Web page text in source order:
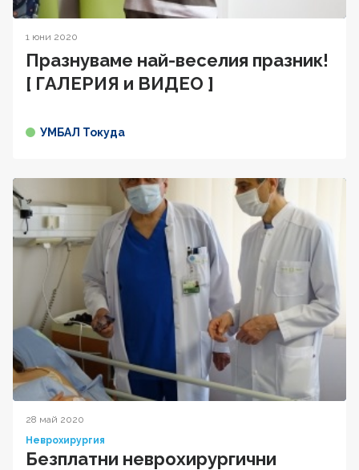
1 юни 2020
Празнуваме най-веселия празник!
[ ГАЛЕРИЯ и ВИДЕО ]
УМБАЛ Токуда
28 май 2020
Неврохирургия
Безплатни неврохирургични